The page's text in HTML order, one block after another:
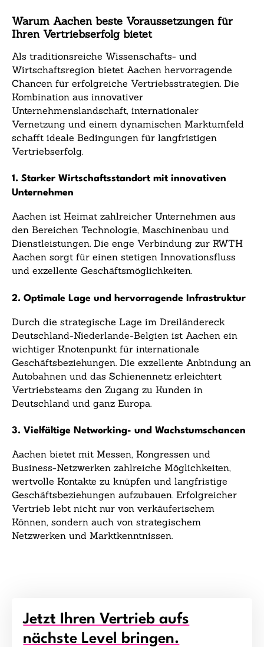
Warum Aachen beste Voraussetzungen für
Ihren Vertriebserfolg bietet
Als traditionsreiche Wissenschafts- und
Wirtschaftsregion bietet Aachen hervorragende
Chancen für erfolgreiche Vertriebsstrategien. Die
Kombination aus innovativer
Unternehmenslandschaft, internationaler
Vernetzung und einem dynamischen Marktumfeld
schafft ideale Bedingungen für langfristigen
Vertriebserfolg.
1. Starker Wirtschaftsstandort mit innovativen
Unternehmen
Aachen ist Heimat zahlreicher Unternehmen aus
den Bereichen Technologie, Maschinenbau und
Dienstleistungen. Die enge Verbindung zur RWTH
Aachen sorgt für einen stetigen Innovationsfluss
und exzellente Geschäftsmöglichkeiten.
2. Optimale Lage und hervorragende Infrastruktur
Durch die strategische Lage im Dreiländereck
Deutschland-Niederlande-Belgien ist Aachen ein
wichtiger Knotenpunkt für internationale
Geschäftsbeziehungen. Die exzellente Anbindung an
Autobahnen und das Schienennetz erleichtert
Vertriebsteams den Zugang zu Kunden in
Deutschland und ganz Europa.
3. Vielfältige Networking- und Wachstumschancen
Aachen bietet mit Messen, Kongressen und
Business-Netzwerken zahlreiche Möglichkeiten,
wertvolle Kontakte zu knüpfen und langfristige
Geschäftsbeziehungen aufzubauen. Erfolgreicher
Vertrieb lebt nicht nur von verkäuferischem
Können, sondern auch von strategischem
Netzwerken und Marktkenntnissen.
Jetzt Ihren Vertrieb aufs
nächste Level bringen.